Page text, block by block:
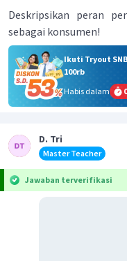
Deskripsikan peran
sebagai konsumen!
Ikuti Tryout
100rb
Habis dalam
D. Tri
Master Teacher
Jawaban terverifikasi